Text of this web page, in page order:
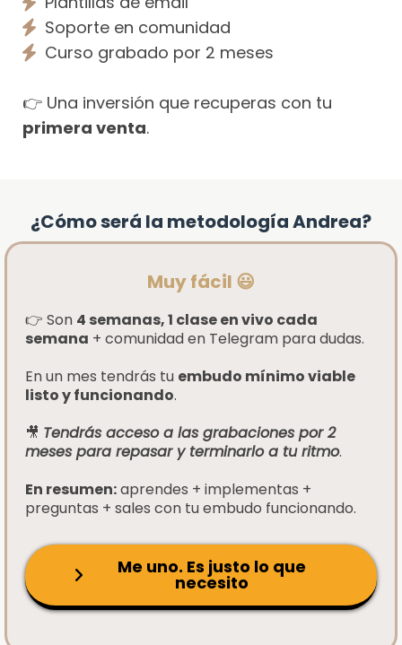
Soporte en comunidad
Curso grabado por 2 meses
👉 Una inversión que recuperas con tu
primera venta.
¿Cómo será la metodología Andrea?
Muy fácil 😃
👉 Son 4 semanas, 1 clase en vivo cada
semana + comunidad en Telegram para dudas.
En un mes tendrás tu embudo mínimo viable
listo y funcionando.
🎥 Tendrás acceso a las grabaciones por 2
meses para repasar y terminarlo a tu ritmo.
En resumen:aprendes + implementas +
preguntas + sales con tu embudo funcionando.
Me uno. Es justo lo que
necesito